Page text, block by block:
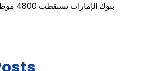
بنوك الإمارات تستقطب 4800 موظف جديد بعد الجائحة